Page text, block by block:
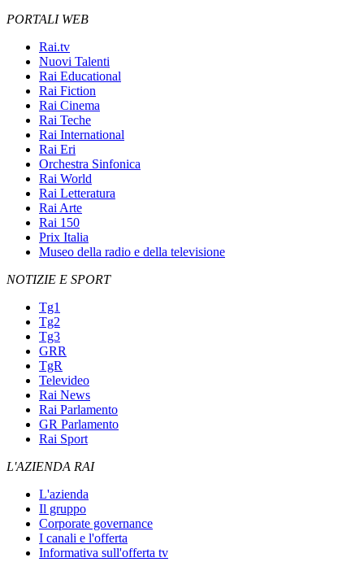
PORTALI WEB
Rai.tv
Nuovi Talenti
Rai Educational
Rai Fiction
Rai Cinema
Rai Teche
Rai International
Rai Eri
Orchestra Sinfonica
Rai World
Rai Letteratura
Rai Arte
Rai 150
Prix Italia
Museo della radio e della televisione
NOTIZIE E SPORT
Tg1
Tg2
Tg3
GRR
TgR
Televideo
Rai News
Rai Parlamento
GR Parlamento
Rai Sport
L'AZIENDA RAI
L'azienda
Il gruppo
Corporate governance
I canali e l'offerta
Informativa sull'offerta tv